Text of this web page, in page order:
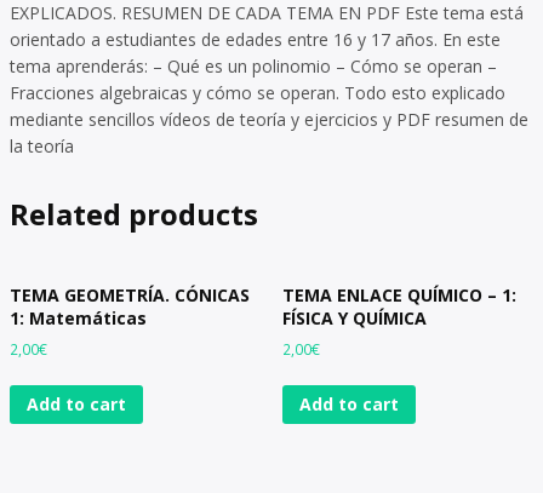
EXPLICADOS. RESUMEN DE CADA TEMA EN PDF Este tema está
orientado a estudiantes de edades entre 16 y 17 años. En este
tema aprenderás: – Qué es un polinomio – Cómo se operan –
Fracciones algebraicas y cómo se operan. Todo esto explicado
mediante sencillos vídeos de teoría y ejercicios y PDF resumen de
la teoría
Related products
TEMA GEOMETRÍA. CÓNICAS
1: Matemáticas
2,00€
Add to cart
TEMA ENLACE QUÍMICO – 1:
FÍSICA Y QUÍMICA
2,00€
Add to cart